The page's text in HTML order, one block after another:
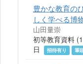
豊かな教育の
しく学べる博
山田量崇
初等教育資料
日
招待有り 筆